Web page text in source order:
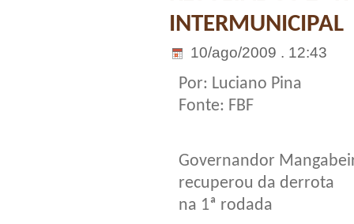
INTERMUNICIPAL
10/ago/2009 . 12:43
Por: Luciano Pina
Fonte: FBF
Governandor
recuperou da derrota
na 1ª rodada